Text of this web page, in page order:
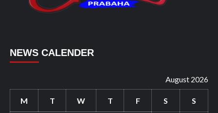
NEWS CALENDER
August 2026
M T W T F S S